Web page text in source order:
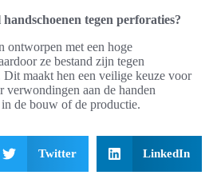
tegen perforaties?
ontworpen met een hoge
ze bestand zijn tegen
Dit maakt hen een veilige keuze voor
verwondingen aan de handen
de bouw of de productie.
Twitter LinkedIn